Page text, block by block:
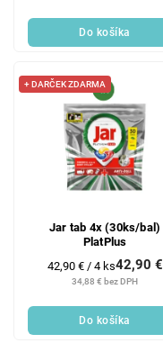
Do košíka
+ DARČEK ZDARMA
Jar tab 4x (30ks/bal)
PlatPlus
34,88 € bez DPH
42,90 €
Jednotková
cena:
42,90 € / 4 ks
Do košíka